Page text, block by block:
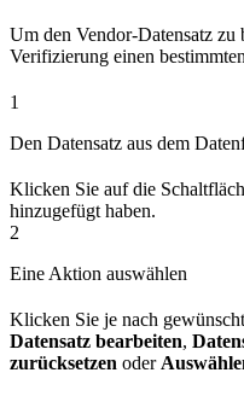
Um den Vendor-Datensatz zu
Verifizierung einen
1
Den Datensatz aus dem
Klicken Sie auf die
hinzugefügt haben.
2
Eine Aktion auswählen
Klicken Sie je nach
Datensatz bearbeiten,
zurücksetzen oder